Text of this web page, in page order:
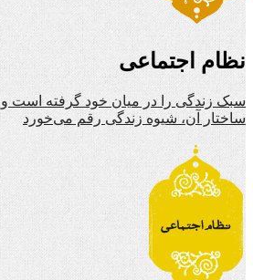
نظام اجتماعی
سبک زندگی را در میان خود گرفته است و
ساختار آن، شیوه زندگی رقم می‌خورد